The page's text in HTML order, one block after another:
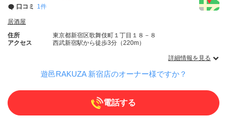
口コミ 1件
居酒屋
住所
東京都新宿区歌舞伎町１丁目１８－８
アクセス
西武新宿駅から徒歩3分（220m）
詳細情報を見る
遊邑RAKUZA 新宿店のオーナー様ですか？
電話する